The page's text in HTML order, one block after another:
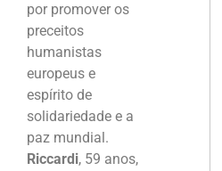
por promover os
preceitos
humanistas
europeus e
espírito de
solidariedade e a
paz mundial.
Riccardi, 59 anos,